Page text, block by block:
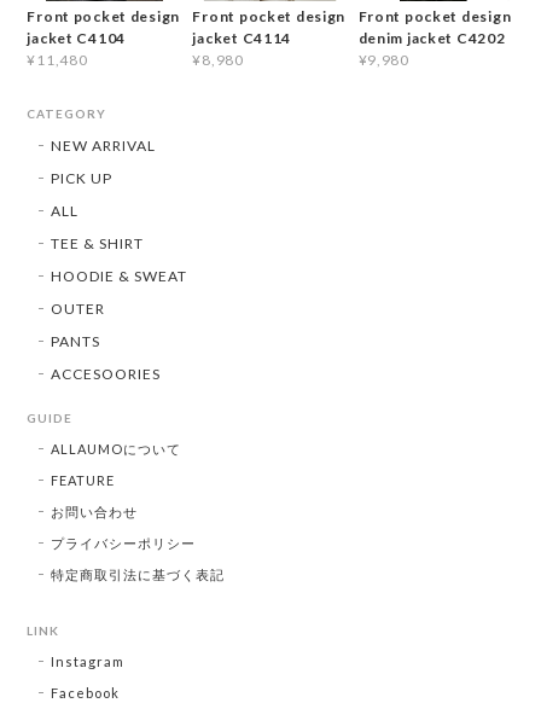
Front pocket design
jacket C4104
¥11,480
Front pocket design
jacket C4114
¥8,980
Front pocket design
denim jacket C4202
¥9,980
CATEGORY
NEW ARRIVAL
PICK UP
ALL
TEE & SHIRT
HOODIE & SWEAT
OUTER
PANTS
ACCESOORIES
GUIDE
ALLAUMOについて
FEATURE
お問い合わせ
プライバシーポリシー
特定商取引法に基づく表記
LINK
Instagram
Facebook